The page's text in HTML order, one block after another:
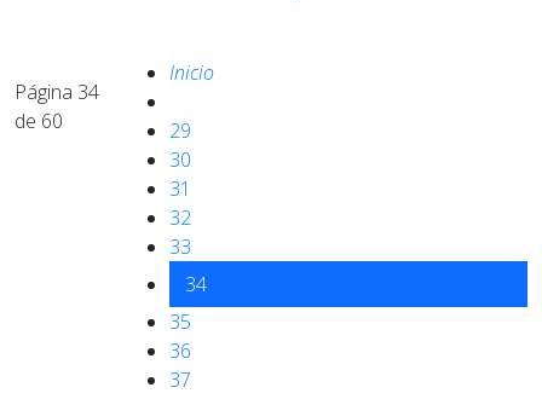
Página 34
de 60
Inicio
29
30
31
32
33
34
35
36
37